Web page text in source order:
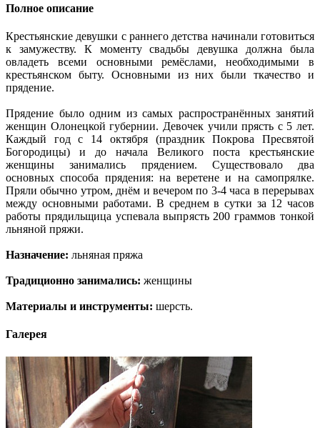
Полное описание
Крестьянские девушки с раннего детства начинали готовиться
к замужеству. К моменту свадьбы девушка должна была
овладеть всеми основными ремёслами, необходимыми в
крестьянском быту. Основными из них были ткачество и
прядение.
Прядение было одним из самых распространённых занятий
женщин Олонецкой губернии. Девочек учили прясть с 5 лет.
Каждый год с 14 октября (праздник Покрова Пресвятой
Богородицы) и до начала Великого поста крестьянские
женщины занимались прядением. Существовало два
основных способа прядения: на веретене и на самопрялке.
Пряли обычно утром, днём и вечером по 3-4 часа в перерывах
между основными работами. В среднем в сутки за 12 часов
работы прядильщица успевала выпрясть 200 граммов тонкой
льняной пряжи.
Назначение: льняная пряжа
Традиционно занимались: женщины
Материалы и инструменты: шерсть.
Галерея